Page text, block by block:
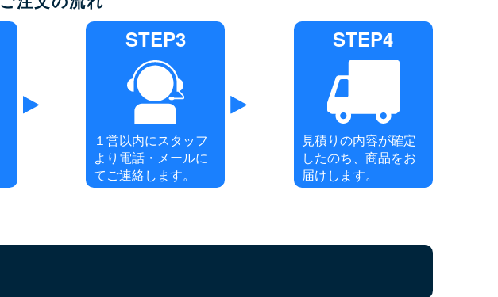
STEP3
１営以内にスタッフ
より電話・メールに
てご連絡します。
STEP4
見積りの内容が確定
したのち、商品をお
届けします。